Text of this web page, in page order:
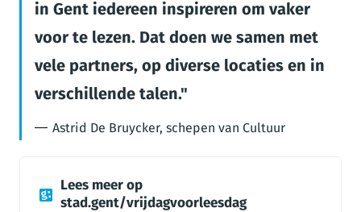
in Gent iedereen inspireren om vaker
voor te lezen. Dat doen we samen met
vele partners, op diverse locaties en in
verschillende talen.
Astrid De Bruycker, schepen van Cultuur
Lees meer op
stad.gent/vrijdagvoorleesdag